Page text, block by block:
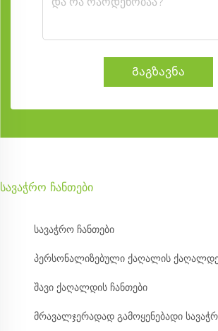
Გაგზავნა
სავაჭრო ჩანთები
სავაჭრო ჩანთები
პერსონალიზებული ქაღალის
შავი ქაღალდის ჩანთები
მრავალჯერადად გამოყენებადი